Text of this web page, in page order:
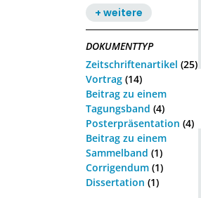
+ weitere
DOKUMENTTYP
Zeitschriftenartikel (25)
Vortrag (14)
Beitrag zu einem
Tagungsband (4)
Posterpräsentation (4)
Beitrag zu einem
Sammelband (1)
Corrigendum (1)
Dissertation (1)